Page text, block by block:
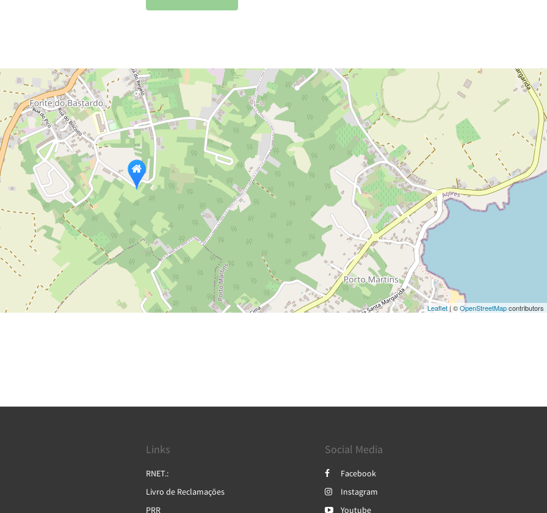
Leaflet| ©OpenStreetMapcontributors
Links
RNET.:
Livro de Reclamações
PRR
Social Media
Facebook
Instagram
Youtube